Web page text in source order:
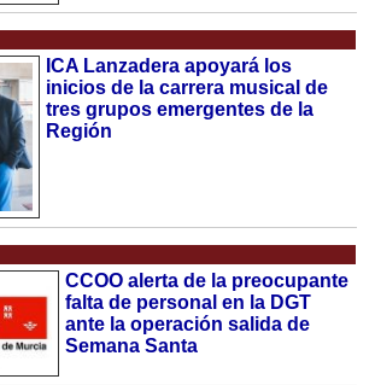
ICA Lanzadera apoyará los
inicios de la carrera musical de
tres grupos emergentes de la
Región
CCOO alerta de la preocupante
falta de personal en la DGT
ante la operación salida de
Semana Santa